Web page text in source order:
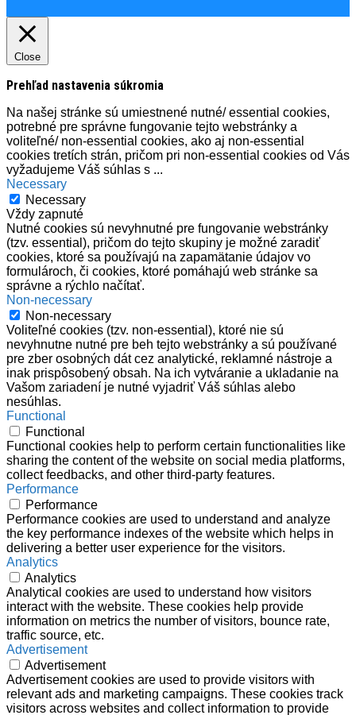
Close
Prehľad nastavenia súkromia
Na našej stránke sú umiestnené nutné/ essential cookies,
potrebné pre správne fungovanie tejto webstránky a
voliteľné/ non-essential cookies, ako aj non-essential
cookies tretích strán, pričom pri non-essential cookies od Vás
vyžadujeme Váš súhlas s ...
Necessary
Necessary
Vždy zapnuté
Nutné cookies sú nevyhnutné pre fungovanie webstránky
(tzv. essential), pričom do tejto skupiny je možné zaradiť
cookies, ktoré sa používajú na zapamätanie údajov vo
formulároch, či cookies, ktoré pomáhajú web stránke sa
správne a rýchlo načítať.
Non-necessary
Non-necessary
Voliteľné cookies (tzv. non-essential), ktoré nie sú
nevyhnutne nutné pre beh tejto webstránky a sú používané
pre zber osobných dát cez analytické, reklamné nástroje a
inak prispôsobený obsah. Na ich vytváranie a ukladanie na
Vašom zariadení je nutné vyjadriť Váš súhlas alebo
nesúhlas.
Functional
Functional
Functional cookies help to perform certain functionalities like
sharing the content of the website on social media platforms,
collect feedbacks, and other third-party features.
Performance
Performance
Performance cookies are used to understand and analyze
the key performance indexes of the website which helps in
delivering a better user experience for the visitors.
Analytics
Analytics
Analytical cookies are used to understand how visitors
interact with the website. These cookies help provide
information on metrics the number of visitors, bounce rate,
traffic source, etc.
Advertisement
Advertisement
Advertisement cookies are used to provide visitors with
relevant ads and marketing campaigns. These cookies track
visitors across websites and collect information to provide